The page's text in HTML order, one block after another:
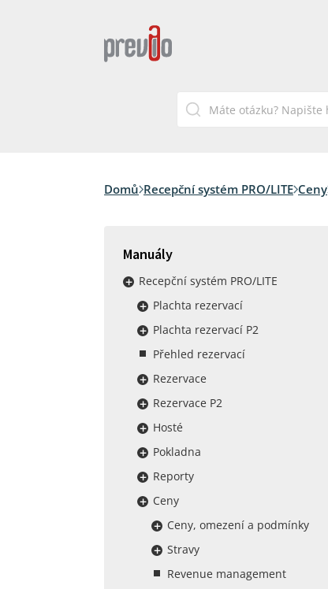
Domů Recepční systém PRO/LITE Ceny
Manuály
Recepční systém PRO/LITE
Plachta rezervací
Plachta rezervací P2
Přehled rezervací
Rezervace
Rezervace P2
Hosté
Pokladna
Reporty
Ceny
Ceny, omezení a podmínky
Stravy
Revenue management